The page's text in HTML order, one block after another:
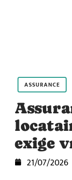
ASSURANCE
exige
21/07/2026